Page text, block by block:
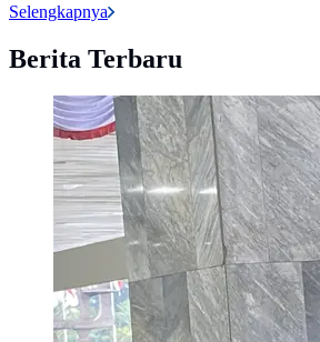
Selengkapnya
Berita Terbaru